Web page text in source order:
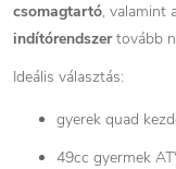
csomagtartó, valamint
indítórendszertovább
Ideális választás:
gyerek quad
49cc gyermek